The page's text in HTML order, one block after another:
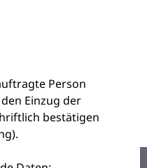
Person
Einzug der
bestätigen